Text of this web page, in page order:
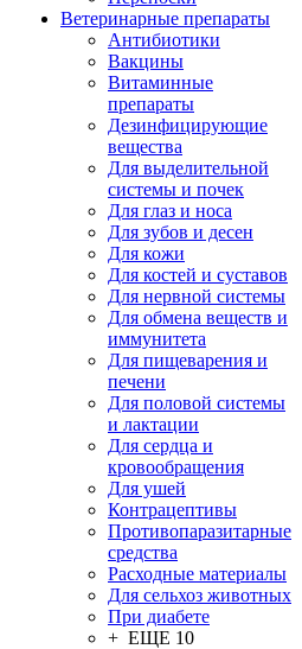
Ветеринарные препараты
Антибиотики
Вакцины
Витаминные
препараты
Дезинфицирующие
вещества
Для выделительной
системы и почек
Для глаз и носа
Для зубов и десен
Для кожи
Для костей и суставов
Для нервной системы
Для обмена веществ и
иммунитета
Для пищеварения и
печени
Для половой системы
и лактации
Для сердца и
кровообращения
Для ушей
Контрацептивы
Противопаразитарные
средства
Расходные материалы
Для сельхоз животных
При диабете
+ ЕЩЕ 10